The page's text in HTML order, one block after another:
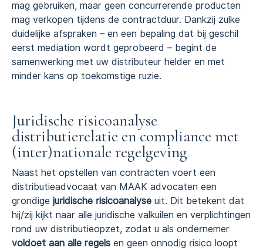
mag gebruiken, maar geen concurrerende producten
mag verkopen tijdens de contractduur. Dankzij zulke
duidelijke afspraken – en een bepaling dat bij geschil
eerst mediation wordt geprobeerd – begint de
samenwerking met uw distributeur helder en met
minder kans op toekomstige ruzie.
Juridische risicoanalyse
distributierelatie en compliance met
(inter)nationale regelgeving
Naast het opstellen van contracten voert een
distributieadvocaat van MAAK advocaten een
grondige juridische risicoanalyse uit. Dit betekent dat
hij/zij kijkt naar alle juridische valkuilen en verplichtingen
rond uw distributieopzet, zodat u als ondernemer
voldoet aan alle regels en geen onnodig risico loopt